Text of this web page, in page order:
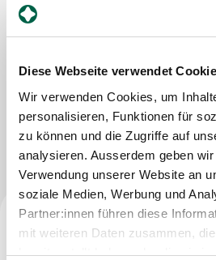
Diese Webseite verwendet
Wir verwenden Cookies, um
personalisieren, Funktionen für
zu können und die Zugriffe auf
analysieren. Ausserdem geben
Verwendung unserer Website an
soziale Medien, Werbung und
Partner:innen führen diese
mit weiteren Daten zusammen,
bereitgestellt haben oder die sie
Latest news
Jobs & Career
Contact us
Baby gallery
Tel
Mail
Write Message
Profession